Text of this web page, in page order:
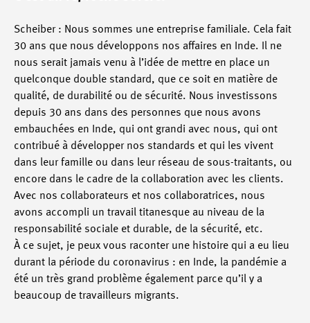
Scheiber : Nous sommes une entreprise familiale. Cela fait
30 ans que nous développons nos affaires en Inde. Il ne
nous serait jamais venu à l’idée de mettre en place un
quelconque double standard, que ce soit en matière de
qualité, de durabilité ou de sécurité. Nous investissons
depuis 30 ans dans des personnes que nous avons
embauchées en Inde, qui ont grandi avec nous, qui ont
contribué à développer nos standards et qui les vivent
dans leur famille ou dans leur réseau de sous-traitants, ou
encore dans le cadre de la collaboration avec les clients.
Avec nos collaborateurs et nos collaboratrices, nous
avons accompli un travail titanesque au niveau de la
responsabilité sociale et durable, de la sécurité, etc.
À ce sujet, je peux vous raconter une histoire qui a eu lieu
durant la période du coronavirus : en Inde, la pandémie a
été un très grand problème également parce qu’il y a
beaucoup de travailleurs migrants.